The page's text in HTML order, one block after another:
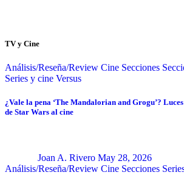
TV y Cine
Análisis/Reseña/Review Cine Secciones
Series y cine Versus
¿Vale la pena ‘The Mandalorian and Grogu’?
de Star Wars al cine
Joan A. Rivero May 28, 2026
Análisis/Reseña/Review Cine Secciones